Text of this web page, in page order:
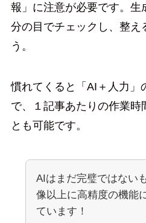
報」に注意が必要です。生
分の目でチェックし、整え
う。
慣れてくると「AI＋人力」
で、１記事あたりの作業時
とも可能です。
AIはまだ完璧ではない
像以上に高精度の機能
ています！